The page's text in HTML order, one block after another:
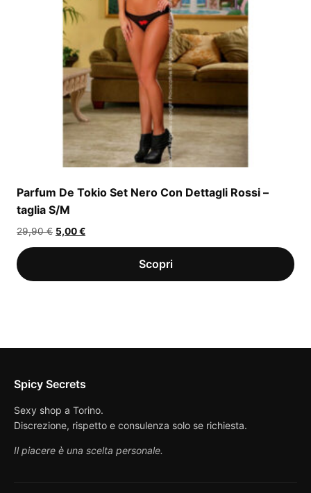
Parfum De Tokio Set Nero Con Dettagli Rossi –
taglia S/M
29,90€ Il
prezzo
5,00€Il
prezzo
Spicy Secrets
Sexy shop a Torino.
Discrezione, rispetto e consulenza solo se richiesta.
Il piacere è una scelta personale.